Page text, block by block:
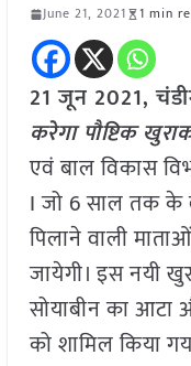
June 21, 2021 1 min
21 जून 2021,
करेगा पौष्टिक
एवं बाल विकास
I जो 6 साल तक के
पिलाने वाली
जायेगी। इस नयी
सोयाबीन का आटा
को शामिल किया